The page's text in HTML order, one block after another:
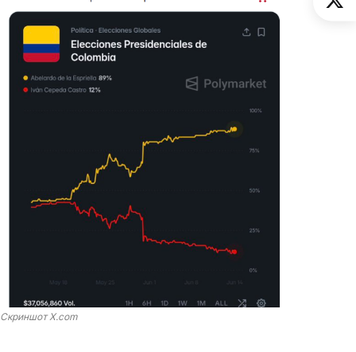
Скриншот X.com